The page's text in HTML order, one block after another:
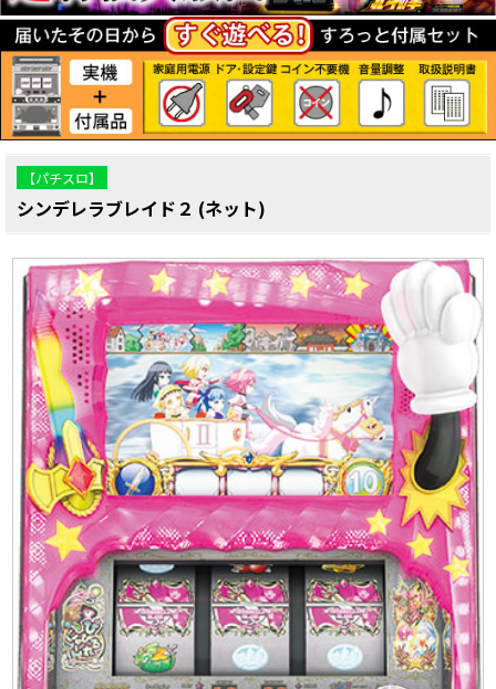
【パチスロ】
シンデレラブレイド２ (ネット)